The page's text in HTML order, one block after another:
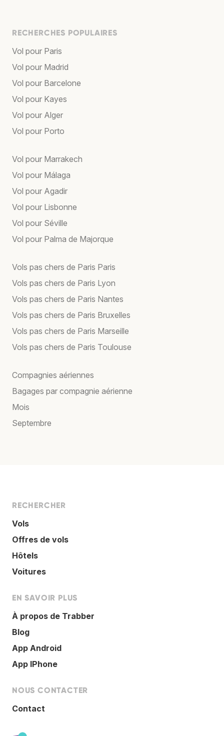
RECHERCHES POPULAIRES
Vol pour Paris
Vol pour Madrid
Vol pour Barcelone
Vol pour Kayes
Vol pour Alger
Vol pour Porto
Vol pour Marrakech
Vol pour Málaga
Vol pour Agadir
Vol pour Lisbonne
Vol pour Séville
Vol pour Palma de Majorque
Vols pas chers de Paris Paris
Vols pas chers de Paris Lyon
Vols pas chers de Paris Nantes
Vols pas chers de Paris Bruxelles
Vols pas chers de Paris Marseille
Vols pas chers de Paris Toulouse
Compagnies aériennes
Bagages par compagnie aérienne
Mois
Septembre
RECHERCHER
Vols
Offres de vols
Hôtels
Voitures
EN SAVOIR PLUS
À propos de Trabber
Blog
App Android
App IPhone
NOUS CONTACTER
Contact